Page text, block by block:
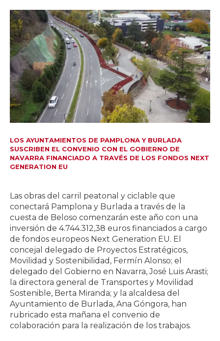
LOS AYUNTAMIENTOS DE PAMPLONA Y BURLADA
SUSCRIBEN EL CONVENIO CON EL GOBIERNO DE
NAVARRA FINANCIADO A TRAVÉS DE LOS FONDOS NEXT
GENERATION EU
Las obras del carril peatonal y ciclable que
conectará Pamplona y Burlada a través de la
cuesta de Beloso comenzarán este año con una
inversión de 4.744.312,38 euros financiados a cargo
de fondos europeos Next Generation EU. El
concejal delegado de Proyectos Estratégicos,
Movilidad y Sostenibilidad, Fermín Alonso; el
delegado del Gobierno en Navarra, José Luis Arasti;
la directora general de Transportes y Movilidad
Sostenible, Berta Miranda; y la alcaldesa del
Ayuntamiento de Burlada, Ana Góngora, han
rubricado esta mañana el convenio de
colaboración para la realización de los trabajos.